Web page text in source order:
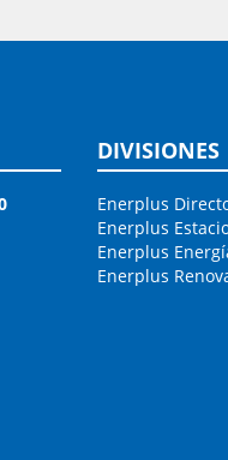
DIVISIONES
Enerplus
Enerplus
Enerplus
Enerplus